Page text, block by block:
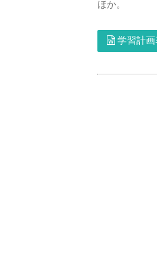
ほか。
学習計